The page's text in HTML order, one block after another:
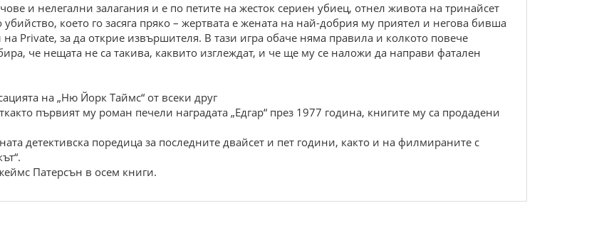
и нелегални залагания и е по петите на жесток сериен убиец, отнел живота на тринайсет
което го засяга пряко – жертвата е жената на най-добрия му приятел и негова бивша
Private, за да открие извършителя. В тази игра обаче няма правила и колкото повече
че нещата не са такива, каквито изглеждат, и че ще му се наложи да направи фатален
на „Ню Йорк Таймс“ от всеки друг
първият му роман печели наградата „Едгар“ през 1977 година, книгите му са продадени
детективска поредица за последните двайсет и пет години, както и на филмираните с
Патерсън в осем книги.